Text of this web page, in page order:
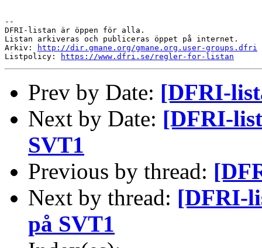
--
DFRI-listan är öppen för alla.
Listan arkiveras och publiceras öppet på internet.
Arkiv:
http://dir.gmane.org/gmane.org.user-groups.dfri
Listpolicy:
https://www.dfri.se/regler-for-listan
Prev by Date: [DFRI-
Next by Date: [DFRI-
SVT1
Previous by thread:
Next by thread: [DFRI-
på SVT1